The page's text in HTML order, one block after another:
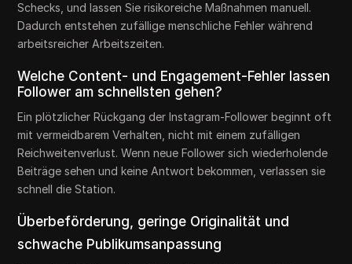
Schecks, und lassen Sie risikoreiche Maßnahmen manuell.
Dadurch entstehen zufällige menschliche Fehler während
arbeitsreicher Arbeitszeiten.
Welche Content- und Engagement-Fehler lassen
Follower am schnellsten gehen?
Ein plötzlicher Rückgang der Instagram-Follower beginnt oft
mit vermeidbarem Verhalten, nicht mit einem zufälligen
Reichweitenverlust. Wenn neue Follower sich wiederholende
Beiträge sehen und keine Antwort bekommen, verlassen sie
schnell die Station.
Überbeförderung, geringe Originalität und
schwache Publikumsanpassung